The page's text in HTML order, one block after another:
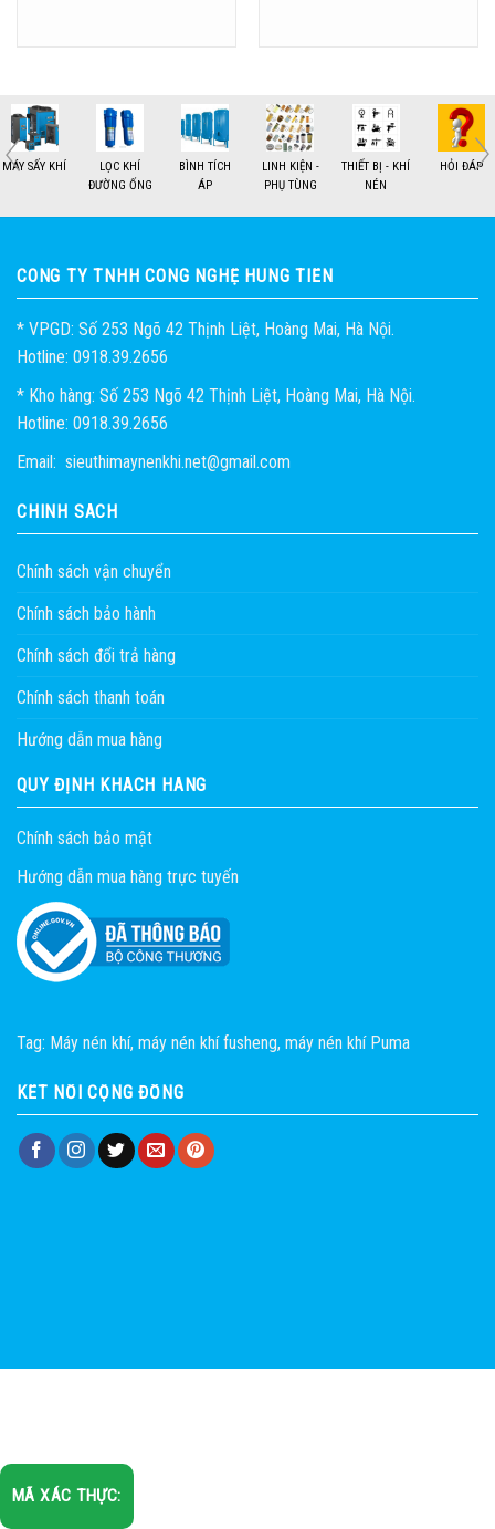
MÁY SẤY KHÍ
LỌC KHÍ
ĐƯỜNG ỐNG
BÌNH TÍCH
ÁP
LINH KIỆN -
PHỤ TÙNG
THIẾT BỊ - KHÍ
NÉN
HỎI ĐÁP
CÔNG TY TNHH CÔNG NGHỆ HÙNG TIẾN
* VPGD: Số 253 Ngõ 42 Thịnh Liệt, Hoàng Mai, Hà Nội.
Hotline: 0918.39.2656
* Kho hàng: Số 253 Ngõ 42 Thịnh Liệt, Hoàng Mai, Hà Nội.
Hotline: 0918.39.2656
Email: sieuthimaynenkhi.net@gmail.com
CHÍNH SÁCH
Chính sách vận chuyển
Chính sách bảo hành
Chính sách đổi trả hàng
Chính sách thanh toán
Hướng dẫn mua hàng
QUY ĐỊNH KHÁCH HÀNG
Chính sách bảo mật
Hướng dẫn mua hàng trực tuyến
Tag: Máy nén khí, máy nén khí fusheng, máy nén khí Puma
KẾT NỐI CỘNG ĐỒNG
MÃ XÁC THỰC: